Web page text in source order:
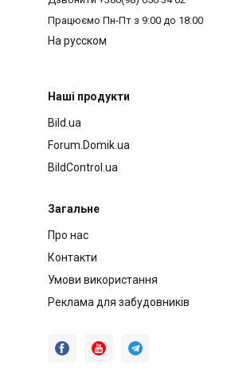
Працюємо Пн-Пт з 9:00 до 18:00
На русском
Наші продукти
Bild.ua
Forum.Domik.ua
BildControl.ua
Загальне
Про нас
Контакти
Умови використання
Реклама для забудовників
  